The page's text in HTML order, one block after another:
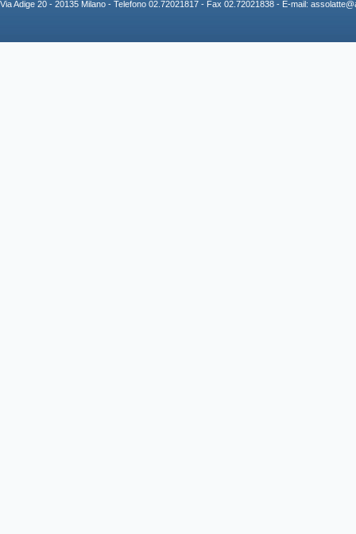
Via Adige 20 - 20135 Milano - Telefono 02.72021817 - Fax 02.72021838 - E-mail: